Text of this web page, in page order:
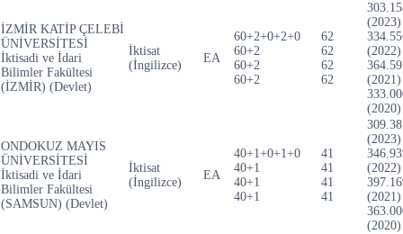
İZMİR KATİP ÇELEBİ
ÜNİVERSİTESİ
İktisadi ve İdari
Bilimler Fakültesi
(İZMİR) (Devlet)
İktisat
(İngilizce)
EA
60+2+0+2+0
60+2
60+2
60+2
62
62
62
62
(2023)
(2022)
(2021)
(2020)
ONDOKUZ MAYIS
ÜNİVERSİTESİ
İktisadi ve İdari
Bilimler Fakültesi
(SAMSUN) (Devlet)
İktisat
(İngilizce)
EA
40+1+0+1+0
40+1
40+1
40+1
41
41
41
41
(2023)
(2022)
(2021)
(2020)